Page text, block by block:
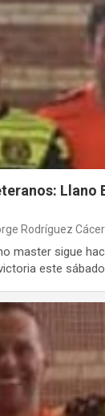
Llano
Rodríguez
master sigue
este